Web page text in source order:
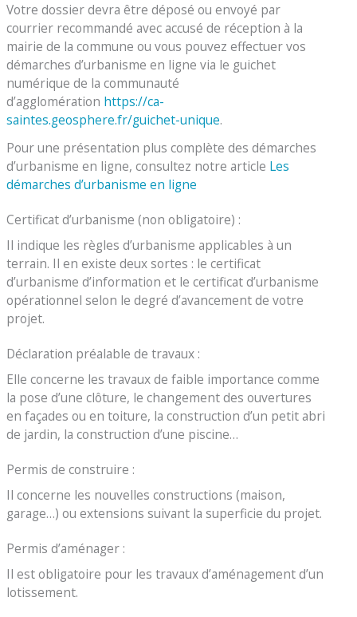
Votre dossier devra être déposé ou envoyé par
courrier recommandé avec accusé de réception à la
mairie de la commune ou vous pouvez effectuer vos
démarches d’urbanisme en ligne via le guichet
numérique de la communauté
d’agglomération https://ca-
saintes.geosphere.fr/guichet-unique.
Pour une présentation plus complète des démarches
d’urbanisme en ligne, consultez notre article Les
démarches d’urbanisme en ligne
Certificat d’urbanisme (non obligatoire) :
Il indique les règles d’urbanisme applicables à un
terrain. Il en existe deux sortes : le certificat
d’urbanisme d’information et le certificat d’urbanisme
opérationnel selon le degré d’avancement de votre
projet.
Déclaration préalable de travaux :
Elle concerne les travaux de faible importance comme
la pose d’une clôture, le changement des ouvertures
en façades ou en toiture, la construction d’un petit abri
de jardin, la construction d’une piscine…
Permis de construire :
Il concerne les nouvelles constructions (maison,
garage…) ou extensions suivant la superficie du projet.
Permis d’aménager :
Il est obligatoire pour les travaux d’aménagement d’un
lotissement.